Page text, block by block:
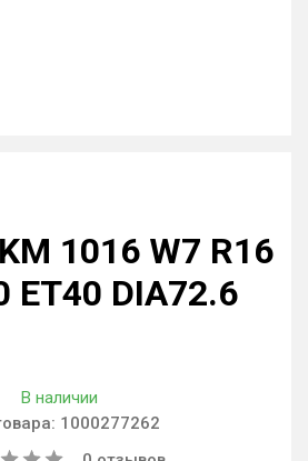
1016 W7 R16
ET40 DIA72.6
В наличии
1000277262